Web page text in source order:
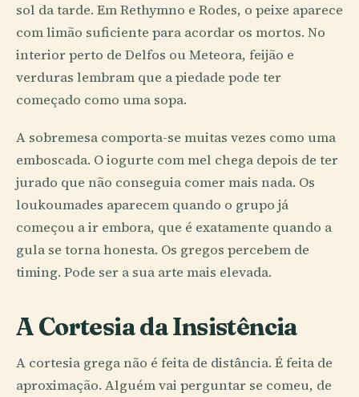
sol da tarde. Em Rethymno e Rodes, o peixe aparece
com limão suficiente para acordar os mortos. No
interior perto de Delfos ou Meteora, feijão e
verduras lembram que a piedade pode ter
começado como uma sopa.
A sobremesa comporta-se muitas vezes como uma
emboscada. O iogurte com mel chega depois de ter
jurado que não conseguia comer mais nada. Os
loukoumades aparecem quando o grupo já
começou a ir embora, que é exatamente quando a
gula se torna honesta. Os gregos percebem de
timing. Pode ser a sua arte mais elevada.
A Cortesia da Insistência
A cortesia grega não é feita de distância. É feita de
aproximação. Alguém vai perguntar se comeu, de